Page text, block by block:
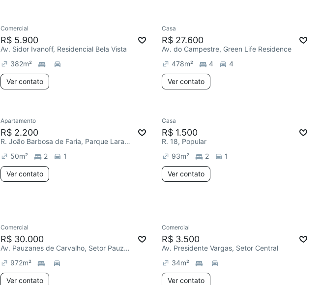
Comercial
R$ 5.900
Av. Sidor Ivanoff, Residencial Bela Vista
382m²
Ver contato
Casa
R$ 27.600
Av. do Campestre, Green Life Residence
478m² 4 4
Ver contato
Apartamento
R$ 2.200
R. João Barbosa de Faria, Parque Laranjeiras
50m² 2 1
Ver contato
Casa
R$ 1.500
R. 18, Popular
93m² 2 1
Ver contato
Comercial
R$ 30.000
Av. Pauzanes de Carvalho, Setor Pauzanes
972m²
Ver contato
Comercial
R$ 3.500
Av. Presidente Vargas, Setor Central
34m²
Ver contato